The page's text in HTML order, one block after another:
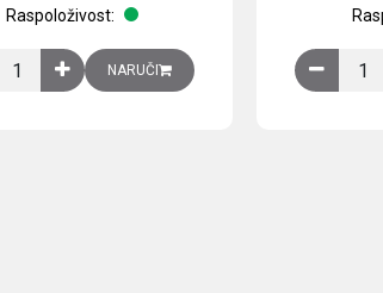
Raspoloživost:
Obična montažna ploča V1000xŠ800mm,
NARUČI